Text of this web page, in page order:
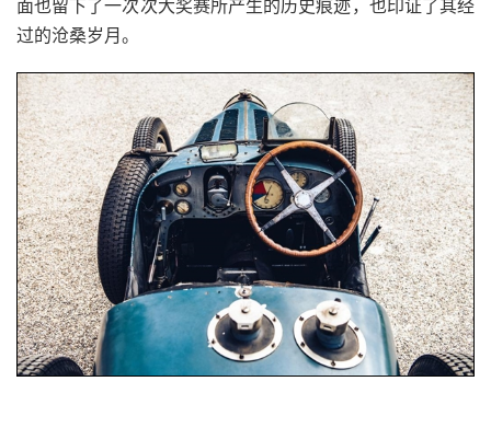
面也留下了一次次大奖赛所产生的历史痕迹，也印证了其经
过的沧桑岁月。